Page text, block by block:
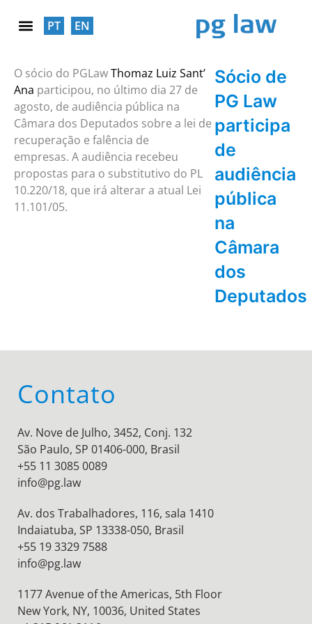
PT EN
Sócio de
PG Law
participa
de
audiência
pública
na
Câmara
dos
Deputados
O sócio do PGLawThomaz Luiz Sant’
Ana participou, no último dia 27 de
agosto, de audiência pública na
Câmara dos Deputados sobre a lei de
recuperação e falência de
empresas. A audiência recebeu
propostas para o substitutivo do PL
10.220/18, que irá alterar a atual Lei
11.101/05.
Contato
Av. Nove de Julho, 3452, Conj. 132
São Paulo, SP 01406-000, Brasil
+55 11 3085 0089
info@pg.law
Av. dos Trabalhadores, 116, sala 1410
Indaiatuba, SP 13338-050, Brasil
+55 19 3329 7588
info@pg.law
1177 Avenue of the Americas, 5th Floor
New York, NY, 10036, United States